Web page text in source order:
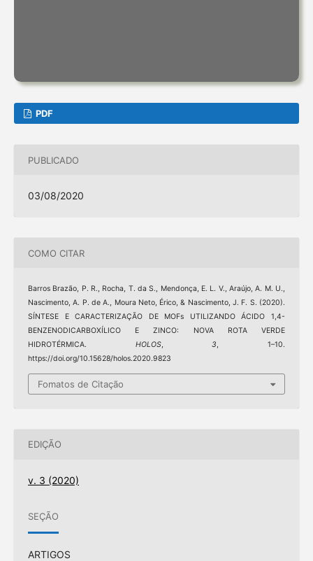
PDF
PUBLICADO
03/08/2020
COMO CITAR
Barros Brazão, P. R., Rocha, T. da S., Mendonça, E. L. V., Araújo, A. M. U.,
Nascimento, A. P. de A., Moura Neto, Érico, & Nascimento, J. F. S. (2020).
SÍNTESE E CARACTERIZAÇÃO DE MOFs UTILIZANDO ÁCIDO 1,4-
BENZENODICARBOXÍLICO E ZINCO: NOVA ROTA VERDE
HIDROTÉRMICA. HOLOS,3, 1–10.
https://doi.org/10.15628/holos.2020.9823
Fomatos de Citação
EDIÇÃO
v. 3 (2020)
SEÇÃO
ARTIGOS